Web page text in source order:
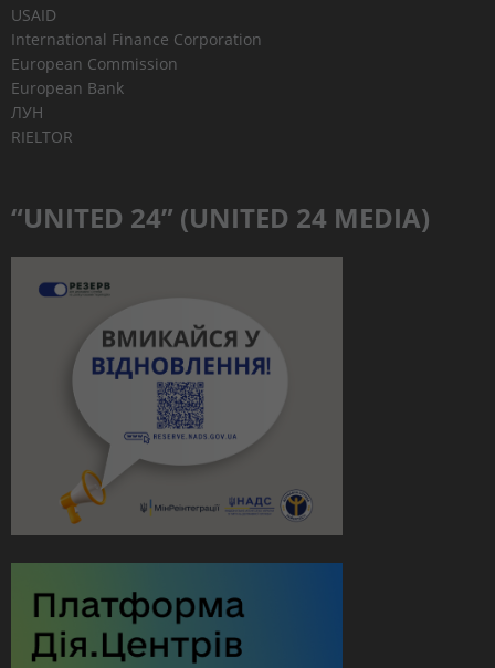
USAID
International Finance Corporation
European Commission
European Bank
ЛУН
RIELTOR
“UNITED 24” (UNITED 24 MEDIA)